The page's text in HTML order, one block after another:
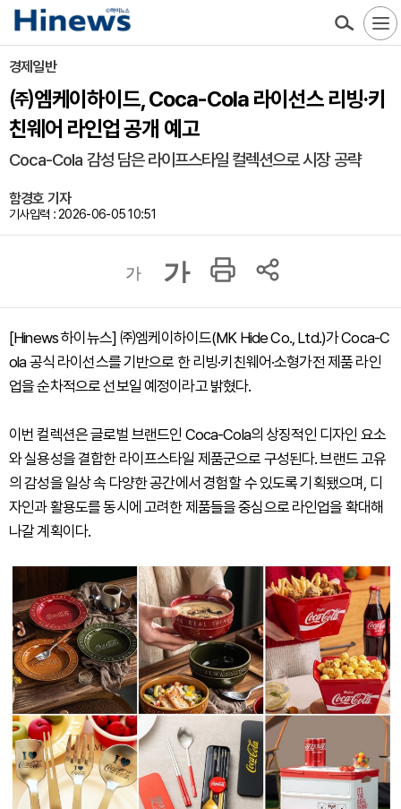
경제일반
㈜엠케이하이드, Coca-Cola 라이선스 리빙·키
친웨어 라인업 공개 예고
Coca-Cola 감성 담은 라이프스타일 컬렉션으로 시장 공략
함경호 기자
기사입력 : 2026-06-05 10:51
가 가
[Hinews 하이뉴스] ㈜엠케이하이드(MK Hide Co., Ltd.)가 Coca-C
ola 공식 라이선스를 기반으로 한 리빙·키친웨어·소형가전 제품 라인
업을 순차적으로 선보일 예정이라고 밝혔다.
이번 컬렉션은 글로벌 브랜드인 Coca-Cola의 상징적인 디자인 요소
와 실용성을 결합한 라이프스타일 제품군으로 구성된다. 브랜드 고유
의 감성을 일상 속 다양한 공간에서 경험할 수 있도록 기획됐으며, 디
자인과 활용도를 동시에 고려한 제품들을 중심으로 라인업을 확대해
나갈 계획이다.